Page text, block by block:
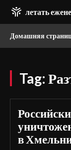
летать
Домашняя
Tag:
в